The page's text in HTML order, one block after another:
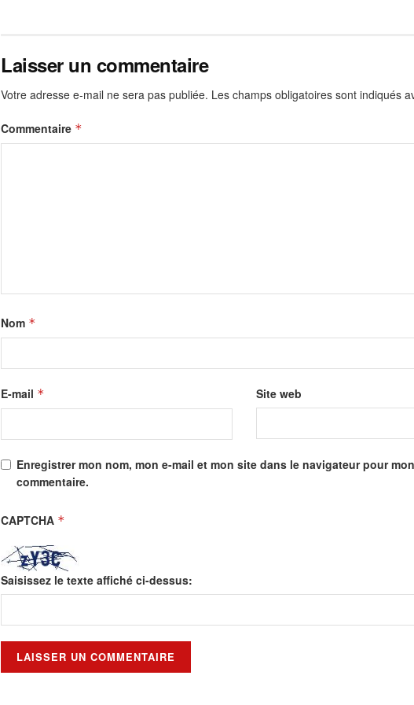
Laisser un commentaire
Votre adresse e-mail ne sera pas publiée. Les champs obligatoires sont indiqués
Commentaire *
Nom *
E-mail * Site web
Enregistrer mon nom, mon e-mail et mon site dans le navigateur pour
commentaire.
CAPTCHA *
Saisissez le texte affiché ci-dessus: